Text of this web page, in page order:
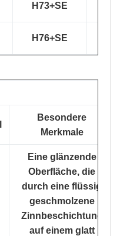
H73+SE
H76+SE
Besondere
Merkmale
Eine glänzende
Oberfläche, die
durch eine flüssig
geschmolzene
Zinnbeschichtung
auf einem glatt